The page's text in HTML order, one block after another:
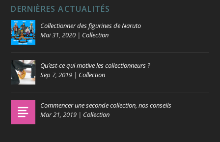
DERNIÈRES ACTUALITÉS
Collectionner des figurines de Naruto
Mai 31, 2020 | Collection
Qu’est-ce qui motive les collectionneurs ?
Sep 7, 2019 | Collection
Commencer une seconde collection, nos conseils
Mar 21, 2019 | Collection